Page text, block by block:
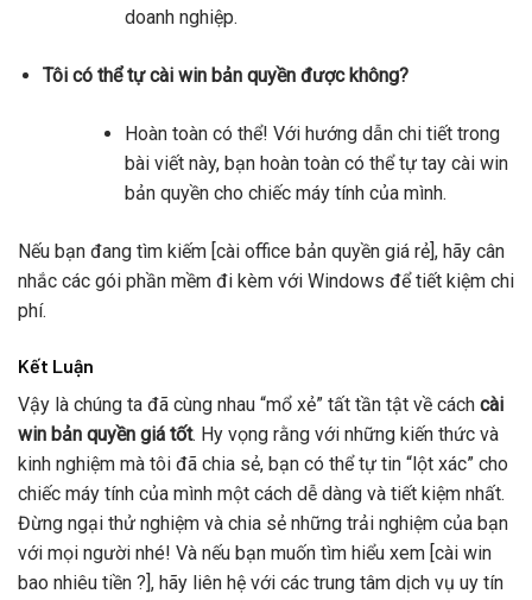
doanh nghiệp.
Tôi có thể tự cài win bản quyền được không?
Hoàn toàn có thể! Với hướng dẫn chi tiết trong
bài viết này, bạn hoàn toàn có thể tự tay cài win
bản quyền cho chiếc máy tính của mình.
Nếu bạn đang tìm kiếm [cài office bản quyền giá rẻ], hãy cân
nhắc các gói phần mềm đi kèm với Windows để tiết kiệm chi
phí.
Kết Luận
Vậy là chúng ta đã cùng nhau “mổ xẻ” tất tần tật về cách cài
win bản quyền giá tốt. Hy vọng rằng với những kiến thức và
kinh nghiệm mà tôi đã chia sẻ, bạn có thể tự tin “lột xác” cho
chiếc máy tính của mình một cách dễ dàng và tiết kiệm nhất.
Đừng ngại thử nghiệm và chia sẻ những trải nghiệm của bạn
với mọi người nhé! Và nếu bạn muốn tìm hiểu xem [cài win
bao nhiêu tiền ?], hãy liên hệ với các trung tâm dịch vụ uy tín